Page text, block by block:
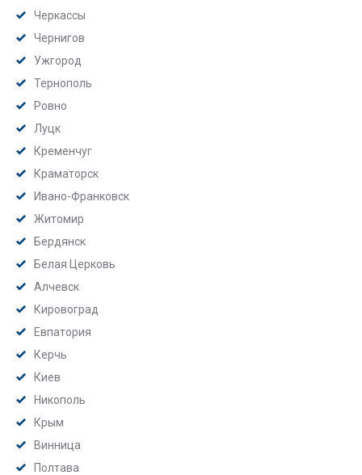
Черкассы
Чернигов
Ужгород
Тернополь
Ровно
Луцк
Кременчуг
Краматорск
Ивано-Франковск
Житомир
Бердянск
Белая Церковь
Алчевск
Кировоград
Евпатория
Керчь
Киев
Никополь
Крым
Винница
Полтава